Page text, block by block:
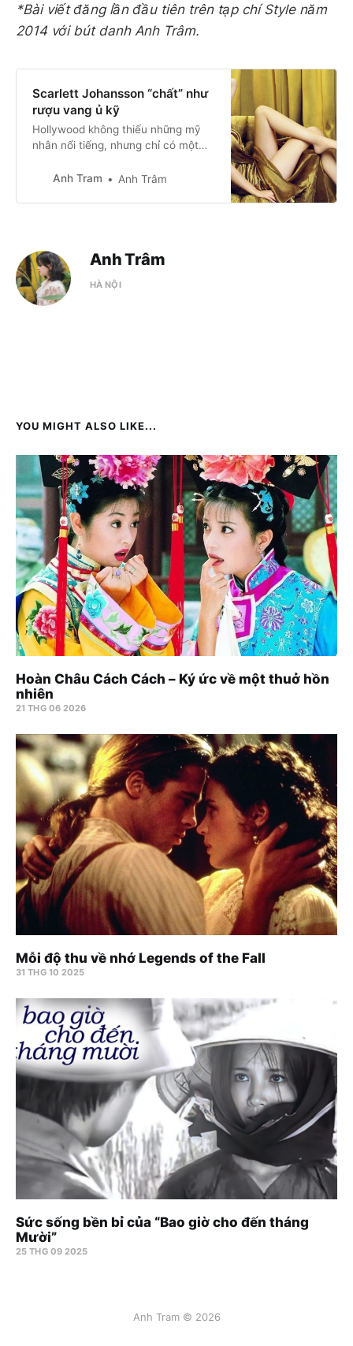
*Bài viết đăng lần đầu tiên trên tạp chí Style năm
2014 với bút danh Anh Trâm.
Scarlett Johansson “chất” như
rượu vang ủ kỹ
Hollywood không thiếu những mỹ
nhân nổi tiếng, nhưng chỉ có một
thành nàng thơ trong phim độc lập
đầy mê hoặc, khiến bao người say
đắm.
Anh Tram Anh Trâm
Anh Trâm
HÀ NỘI
YOU MIGHT ALSO LIKE...
Hoàn Châu Cách Cách – Ký ức về một thuở hồn
nhiên
21 THG 06 2026
Mỗi độ thu về nhớ Legends of the Fall
31 THG 10 2025
Sức sống bền bỉ của “Bao giờ cho đến tháng
Mười”
25 THG 09 2025
Anh Tram © 2026